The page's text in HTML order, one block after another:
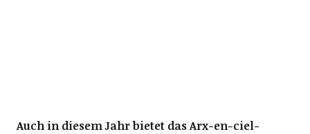
Auch in diesem Jahr bietet das Arx-en-ciel-